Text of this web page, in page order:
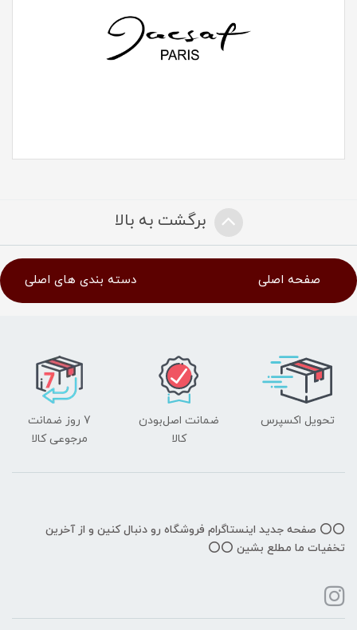
برگشت به بالا
صفحه اصلی دسته بندی های اصلی
تحویل اکسپرس
ضمانت اصل‌بودن
کالا
7 روز ضمانت
مرجوعی کالا
⭕️⭕️ صفحه جدید اینستاگرام فروشگاه رو دنبال کنین و از آخرین
تخفیات ما مطلع بشین ⭕️⭕️